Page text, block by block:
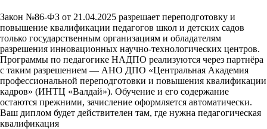
Закон №86-ФЗ от 21.04.2025 разрешает переподготовку и
повышение квалификации педагогов школ и детских садов
только государственным организациям и обладателям
разрешения инновационных научно-технологических центров.
Программы по педагогике НАДПО реализуются через партнёра
с таким разрешением — АНО ДПО «Центральная Академия
профессиональной переподготовки и повышения квалификации
кадров» (ИНТЦ «Валдай»). Обучение и его содержание
остаются прежними, зачисление оформляется автоматически.
Ваш диплом будет действителен там, где нужна педагогическая
квалификация